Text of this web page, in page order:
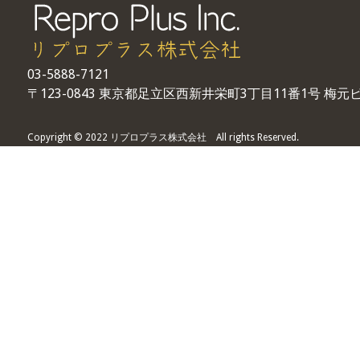
03-5888-7121
〒123-0843 東京都足立区西新井栄町3丁目11番1号 梅元
Copyright © 2022 リプロプラス株式会社 All rights Reserved.